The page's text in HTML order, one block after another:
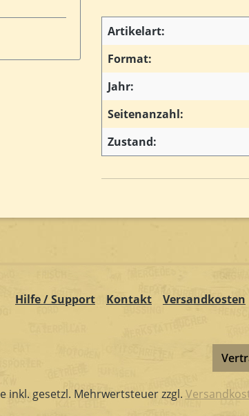
Artikelart:
Format:
Jahr:
Seitenanzahl:
Zustand:
Hilfe / Support Kontakt Versandkosten
inkl. gesetzl. Mehrwertsteuer zzgl.